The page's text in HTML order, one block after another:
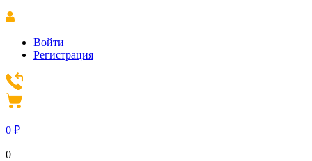
Войти
Регистрация
0 ₽
0